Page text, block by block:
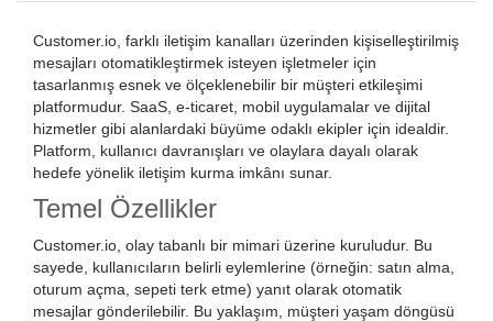
Customer.io, farklı iletişim kanalları üzerinden kişiselleştirilmiş
mesajları otomatikleştirmek isteyen işletmeler için
tasarlanmış esnek ve ölçeklenebilir bir müşteri etkileşimi
platformudur. SaaS, e-ticaret, mobil uygulamalar ve dijital
hizmetler gibi alanlardaki büyüme odaklı ekipler için idealdir.
Platform, kullanıcı davranışları ve olaylara dayalı olarak
hedefe yönelik iletişim kurma imkânı sunar.
Temel Özellikler
Customer.io, olay tabanlı bir mimari üzerine kuruludur. Bu
sayede, kullanıcıların belirli eylemlerine (örneğin: satın alma,
oturum açma, sepeti terk etme) yanıt olarak otomatik
mesajlar gönderilebilir. Bu yaklaşım, müşteri yaşam döngüsü